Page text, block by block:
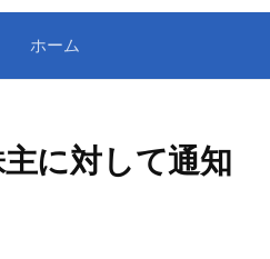
ホーム
に対して通知